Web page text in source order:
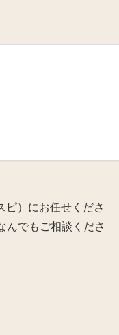
ピ）にお任せくださ
んでもご相談くださ